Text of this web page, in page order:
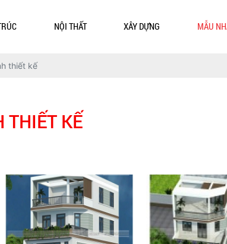
NỘI THẤT XÂY DỰNG MẪU
thiết kế
THIẾT KẾ